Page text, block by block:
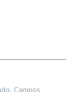
Campos